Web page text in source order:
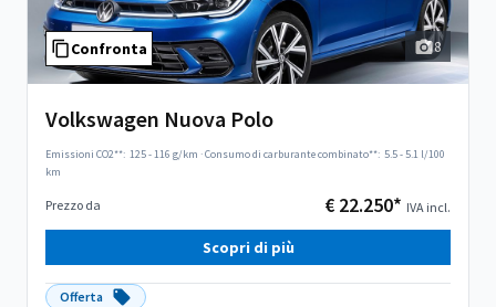
Confronta 8
Volkswagen Nuova Polo
Emissioni CO2**: 125 - 116 g/km ·Consumo di carburante combinato**: 5.5 - 5.1 l/100
km
Prezzo da € 22.250* IVA incl.
Scopri di più
Offerta